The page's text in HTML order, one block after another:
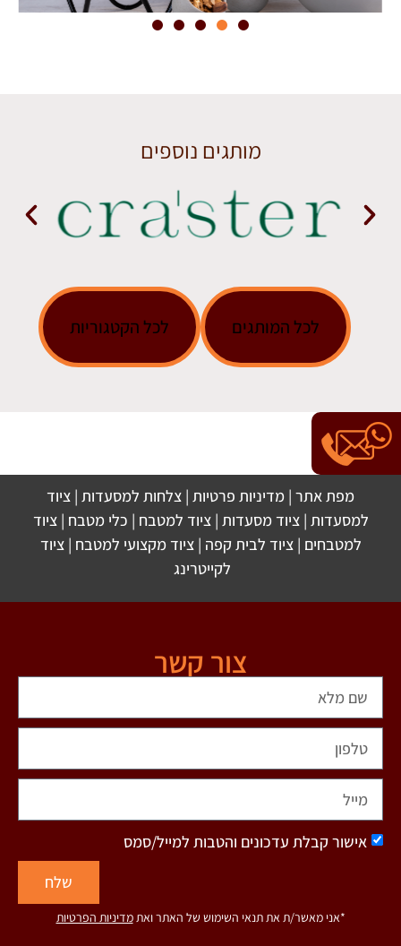
מותגים נוספים
לכל המותגים לכל הקטגוריות
מפת אתר | מדיניות פרטיות | צלחות למסעדות | ציוד
למסעדות |ציוד מסעדות |ציוד למטבח | כלי מטבח |ציוד
למטבחים |ציוד לבית קפה |ציוד מקצועי למטבח |ציוד
לקייטרינג
צור קשר
אישור קבלת עדכונים והטבות למייל/סמס
שלח
*אני מאשר/ת את תנאי השימוש של האתר ואתמדיניות הפרטיות